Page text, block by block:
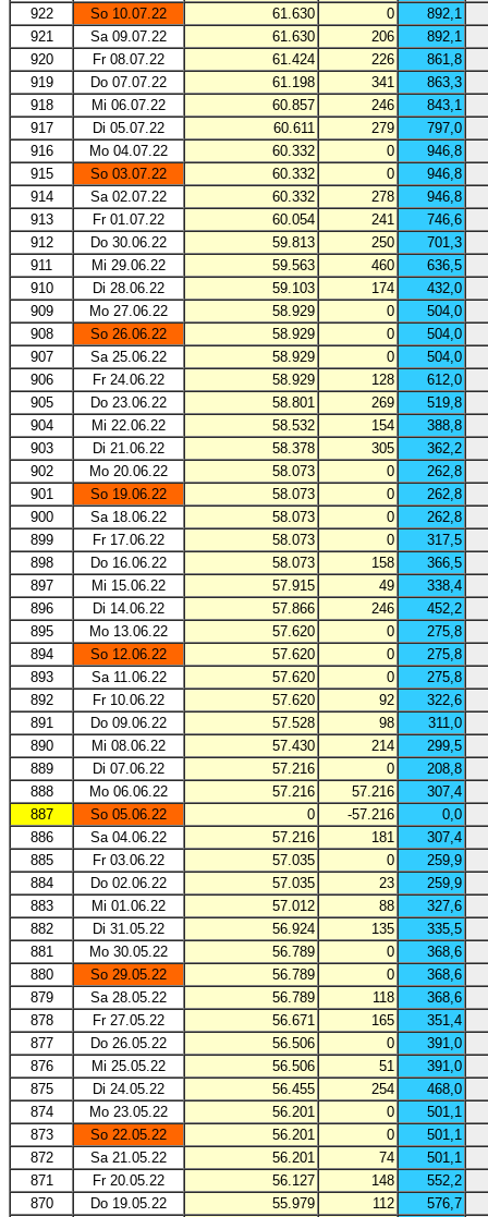
922
So 10.07.22 61.630 0
892,1
921
Sa 09.07.22 61.630 206
892,1
920
Fr 08.07.22 61.424 226
861,8
919
Do 07.07.22 61.198 341
863,3
918
Mi 06.07.22 60.857 246
843,1
917
Di 05.07.22 60.611 279
797,0
916
Mo 04.07.22 60.332 0
946,8
915
So 03.07.22 60.332 0
946,8
914
Sa 02.07.22 60.332 278
946,8
913
Fr 01.07.22 60.054 241
746,6
912
Do 30.06.22 59.813 250
701,3
911
Mi 29.06.22 59.563 460
636,5
910
Di 28.06.22 59.103 174
432,0
909
Mo 27.06.22 58.929 0
504,0
908
So 26.06.22 58.929 0
504,0
907
Sa 25.06.22 58.929 0
504,0
906
Fr 24.06.22 58.929 128
612,0
905
Do 23.06.22 58.801 269
519,8
904
Mi 22.06.22 58.532 154
388,8
903
Di 21.06.22 58.378 305
362,2
902
Mo 20.06.22 58.073 0
262,8
901
So 19.06.22 58.073 0
262,8
900
Sa 18.06.22 58.073 0
262,8
899
Fr 17.06.22 58.073 0
317,5
898
Do 16.06.22 58.073 158
366,5
897
Mi 15.06.22 57.915 49
338,4
896
Di 14.06.22 57.866 246
452,2
895
Mo 13.06.22 57.620 0
275,8
894
So 12.06.22 57.620 0
275,8
893
Sa 11.06.22 57.620 0
275,8
892
Fr 10.06.22 57.620 92
322,6
891
Do 09.06.22 57.528 98
311,0
890
Mi 08.06.22 57.430 214
299,5
889
Di 07.06.22 57.216 0
208,8
888
Mo 06.06.22 57.216 57.216
307,4
887
So 05.06.22 0 -57.216
0,0
886
Sa 04.06.22 57.216 181
307,4
885
Fr 03.06.22 57.035 0
259,9
884
Do 02.06.22 57.035 23
259,9
883
Mi 01.06.22 57.012 88
327,6
882
Di 31.05.22 56.924 135
335,5
881
Mo 30.05.22 56.789 0
368,6
880
So 29.05.22 56.789 0
368,6
879
Sa 28.05.22 56.789 118
368,6
878
Fr 27.05.22 56.671 165
351,4
877
Do 26.05.22 56.506 0
391,0
876
Mi 25.05.22 56.506 51
391,0
875
Di 24.05.22 56.455 254
468,0
874
Mo 23.05.22 56.201 0
501,1
873
So 22.05.22 56.201 0
501,1
872
Sa 21.05.22 56.201 74
501,1
871
Fr 20.05.22 56.127 148
552,2
870
Do 19.05.22 55.979 112
576,7